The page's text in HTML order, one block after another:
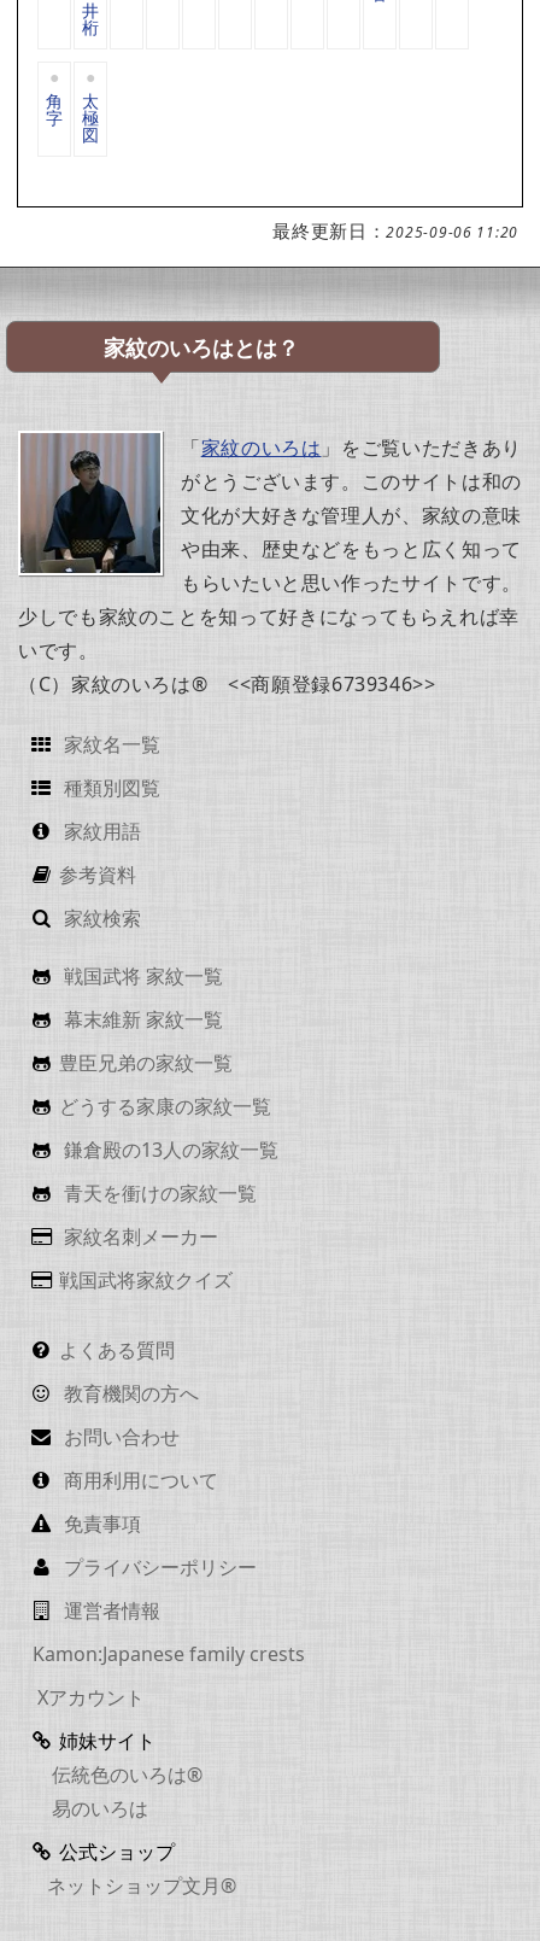
井
桁
角
字
太
極
図
最終更新日：2025-09-06 11:20
家紋のいろはとは？
「家紋のいろは 」をご覧いただきあり
がとうございます。このサイトは和の
文化が大好きな管理人が、家紋の意味
や由来、歴史などをもっと広く知って
もらいたいと思い作ったサイトです。
少しでも家紋のことを知って好きになってもらえれば幸
いです。
（C）家紋のいろは® <<商願登録6739346>>
家紋名一覧
種類別図覧
家紋用語
参考資料
家紋検索
戦国武将 家紋一覧
幕末維新 家紋一覧
豊臣兄弟の家紋一覧
どうする家康の家紋一覧
鎌倉殿の13人の家紋一覧
青天を衝けの家紋一覧
家紋名刺メーカー
戦国武将家紋クイズ
よくある質問
教育機関の方へ
お問い合わせ
商用利用について
免責事項
プライバシーポリシー
運営者情報
Kamon:Japanese family crests
Xアカウント
姉妹サイト
伝統色のいろは®
易のいろは
公式ショップ
ネットショップ文月®